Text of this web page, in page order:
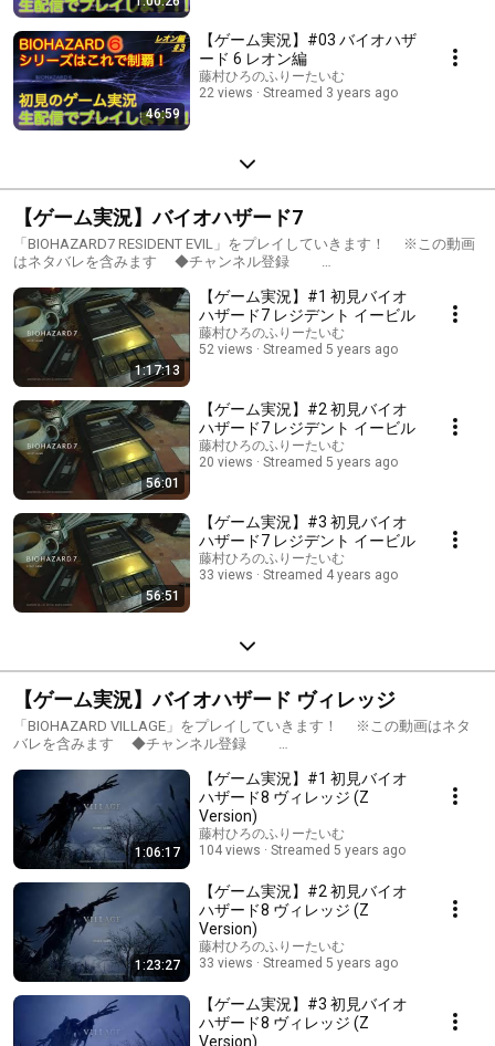
46:59
【ゲーム実況】#03 バイオハザ
ード 6 レオン編
藤村ひろのふりーたいむ
22 views
Streamed 3 years ago
【ゲーム実況】バイオハザード7
「BIOHAZARD7 RESIDENT EVIL」をプレイしていきます！ ※この動画
はネタバレを含みます ◆チャンネル登録
頂けると励みになります！ ◆Twitter
https://twitter.com/fujihiro0916 「バイオハザード レジデント イービル」
公式HP https://www.capcom.co.jp/biohazard7/#_top ©CAPCOM
CO., LTD. 2017 ALL RIGHTS RESERVED. #バイオハザード7 レジデント
イービル #BIOHAZARD7 #バイオ7 #実況初級 #声優配信
1:17:13
【ゲーム実況】#1 初見バイオ
ハザード7 レジデント イービル
藤村ひろのふりーたいむ
52 views
Streamed 5 years ago
56:01
【ゲーム実況】#2 初見バイオ
ハザード7 レジデント イービル
藤村ひろのふりーたいむ
20 views
Streamed 5 years ago
56:51
【ゲーム実況】#3 初見バイオ
ハザード7 レジデント イービル
藤村ひろのふりーたいむ
33 views
Streamed 4 years ago
【ゲーム実況】バイオハザード ヴィレッジ
「BIOHAZARD VILLAGE」をプレイしていきます！ ※この動画はネタ
バレを含みます ◆チャンネル登録
頂けると励みになります！ ◆Twitter
https://twitter.com/fujihiro0916 「バイオハザード ヴィレッジ」公式HP
https://www.capcom.co.jp/biohazard/village/ ©CAPCOM CO., LTD.
2021 ALL RIGHTS RESERVED. #バイオハザード ヴィレッジ
#BIOHAZARDVILLAGE #バイオ8 #実況初心者 #声優配信
1:06:17
【ゲーム実況】#1 初見バイオ
ハザード8 ヴィレッジ (Z
Version)
藤村ひろのふりーたいむ
104 views
Streamed 5 years ago
1:23:27
【ゲーム実況】#2 初見バイオ
ハザード8 ヴィレッジ (Z
Version)
藤村ひろのふりーたいむ
33 views
Streamed 5 years ago
【ゲーム実況】#3 初見バイオ
ハザード8 ヴィレッジ (Z
Version)